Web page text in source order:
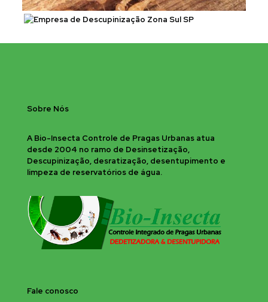
Sobre Nós
A Bio-Insecta Controle de Pragas Urbanas atua
desde 2004 no ramo de Desinsetização,
Descupinização, desratização, desentupimento e
limpeza de reservatórios de água.
Fale conosco